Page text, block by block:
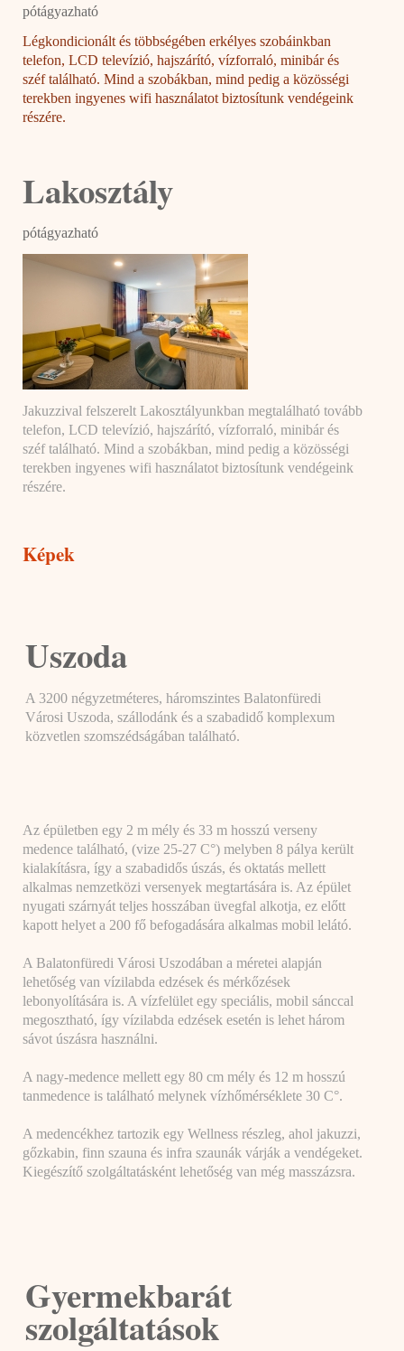
pótágyazható
Légkondicionált és többségében erkélyes szobáinkban
telefon, LCD televízió, hajszárító, vízforraló, minibár és
széf található. Mind a szobákban, mind pedig a közösségi
terekben ingyenes wifi használatot biztosítunk vendégeink
részére.
Lakosztály
pótágyazható
Jakuzzival felszerelt Lakosztályunkban megtalálható tovább
telefon, LCD televízió, hajszárító, vízforraló, minibár és
széf található. Mind a szobákban, mind pedig a közösségi
terekben ingyenes wifi használatot biztosítunk vendégeink
részére.
Képek
Uszoda
A 3200 négyzetméteres, háromszintes Balatonfüredi
Városi Uszoda, szállodánk és a szabadidő komplexum
közvetlen szomszédságában található.
Az épületben egy 2 m mély és 33 m hosszú verseny
medence található, (vize 25-27 C°) melyben 8 pálya került
kialakításra, így a szabadidős úszás, és oktatás mellett
alkalmas nemzetközi versenyek megtartására is. Az épület
nyugati szárnyát teljes hosszában üvegfal alkotja, ez előtt
kapott helyet a 200 fő befogadására alkalmas mobil lelátó.
A Balatonfüredi Városi Uszodában a méretei alapján
lehetőség van vízilabda edzések és mérkőzések
lebonyolítására is. A vízfelület egy speciális, mobil sánccal
megosztható, így vízilabda edzések esetén is lehet három
sávot úszásra használni.
A nagy-medence mellett egy 80 cm mély és 12 m hosszú
tanmedence is található melynek vízhőmérséklete 30 C°.
A medencékhez tartozik egy Wellness részleg, ahol jakuzzi,
gőzkabin, finn szauna és infra szaunák várják a vendégeket.
Kiegészítő szolgáltatásként lehetőség van még masszázsra.
Gyermekbarát
szolgáltatások